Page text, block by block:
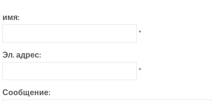
имя:
*
Эл. адрес:
*
Сообщение: